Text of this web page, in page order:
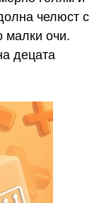
челюст с
малки очи.
децата